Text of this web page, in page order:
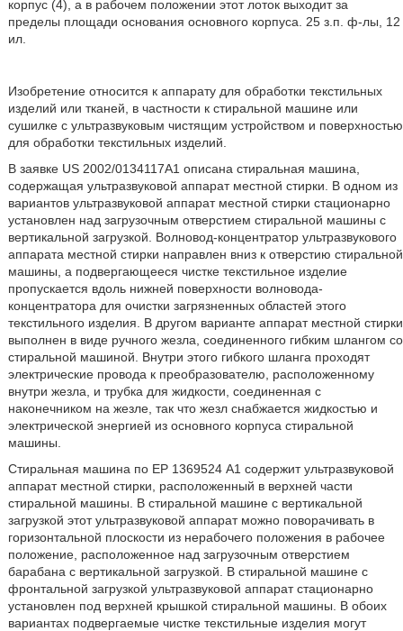
корпус (4), а в рабочем положении этот лоток выходит за
пределы площади основания основного корпуса. 25 з.п. ф-лы, 12
ил.
Изобретение относится к аппарату для обработки текстильных
изделий или тканей, в частности к стиральной машине или
сушилке с ультразвуковым чистящим устройством и поверхностью
для обработки текстильных изделий.
В заявке US 2002/0134117А1 описана стиральная машина,
содержащая ультразвуковой аппарат местной стирки. В одном из
вариантов ультразвуковой аппарат местной стирки стационарно
установлен над загрузочным отверстием стиральной машины с
вертикальной загрузкой. Волновод-концентратор ультразвукового
аппарата местной стирки направлен вниз к отверстию стиральной
машины, а подвергающееся чистке текстильное изделие
пропускается вдоль нижней поверхности волновода-
концентратора для очистки загрязненных областей этого
текстильного изделия. В другом варианте аппарат местной стирки
выполнен в виде ручного жезла, соединенного гибким шлангом со
стиральной машиной. Внутри этого гибкого шланга проходят
электрические провода к преобразователю, расположенному
внутри жезла, и трубка для жидкости, соединенная с
наконечником на жезле, так что жезл снабжается жидкостью и
электрической энергией из основного корпуса стиральной
машины.
Стиральная машина по ЕР 1369524 А1 содержит ультразвуковой
аппарат местной стирки, расположенный в верхней части
стиральной машины. В стиральной машине с вертикальной
загрузкой этот ультразвуковой аппарат можно поворачивать в
горизонтальной плоскости из нерабочего положения в рабочее
положение, расположенное над загрузочным отверстием
барабана с вертикальной загрузкой. В стиральной машине с
фронтальной загрузкой ультразвуковой аппарат стационарно
установлен под верхней крышкой стиральной машины. В обоих
вариантах подвергаемые чистке текстильные изделия могут